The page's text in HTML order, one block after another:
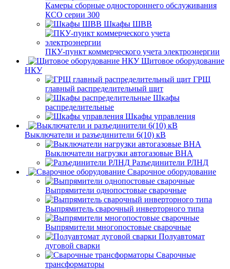
Камеры сборные одностороннего обслуживания
КСО серии 300
Шкафы ШВВ
ПКУ-пункт коммерческого учета электроэнергии
Щитовое оборудование
НКУ
ГРЩ
главный распределительный щит
Шкафы
распределительные
Шкафы управления
Выключатели и разъединители 6(10) кВ
Выключатели нагрузки автогазовые ВНА
Разъединители РЛНД
Сварочное оборудование
Выпрямители однопостовые сварочные
Выпрямитель сварочный инверторного типа
Выпрямители многопостовые сварочные
Полуавтомат
дуговой сварки
Сварочные
трансформаторы